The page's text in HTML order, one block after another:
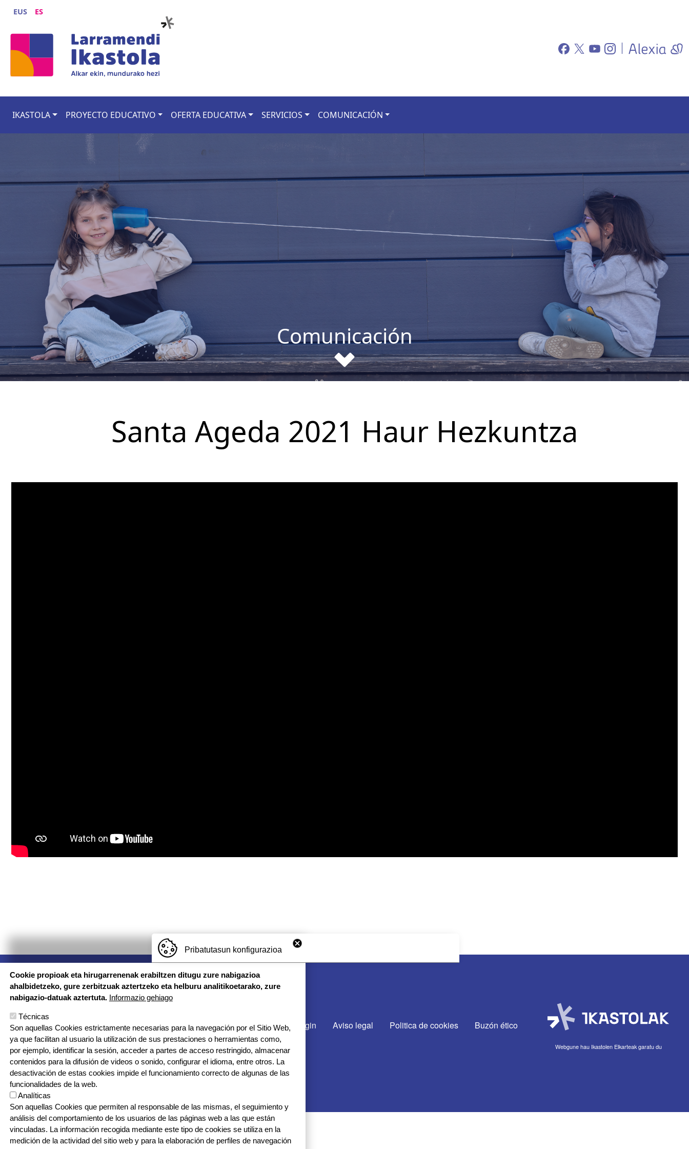
EUS ES
Main navigation
IKASTOLA PROYECTO EDUCATIVO OFERTA EDUCATIVA SERVICIOS COMUNICACIÓN
Comunicación
Santa Ageda 2021 Haur Hezkuntza
Imagen
© Larramendi Ikastola - Todos los derechos reservados
Tel.: 94 674 9080
Contacto Gurekin lan egin Aviso legal Politica de cookies Buzón ético
Webgune hau Ikastolen Elkarteak garatu du
Pribatutasun konfigurazioa
Cookie propioak eta hirugarrenenak erabiltzen ditugu zure nabigazioa
ahalbidetzeko, gure zerbitzuak aztertzeko eta helburu analitikoetarako, zure
nabigazio-datuak aztertuta. Informazio gehiago
Técnicas
Son aquellas Cookies estrictamente necesarias para la navegación por el Sitio Web,
ya que facilitan al usuario la utilización de sus prestaciones o herramientas como,
por ejemplo, identificar la sesión, acceder a partes de acceso restringido, almacenar
contenidos para la difusión de videos o sonido, configurar el idioma, entre otros. La
desactivación de estas cookies impide el funcionamiento correcto de algunas de las
funcionalidades de la web.
Analíticas
Son aquellas Cookies que permiten al responsable de las mismas, el seguimiento y
análisis del comportamiento de los usuarios de las páginas web a las que están
vinculadas. La información recogida mediante este tipo de cookies se utiliza en la
medición de la actividad del sitio web y para la elaboración de perfiles de navegación